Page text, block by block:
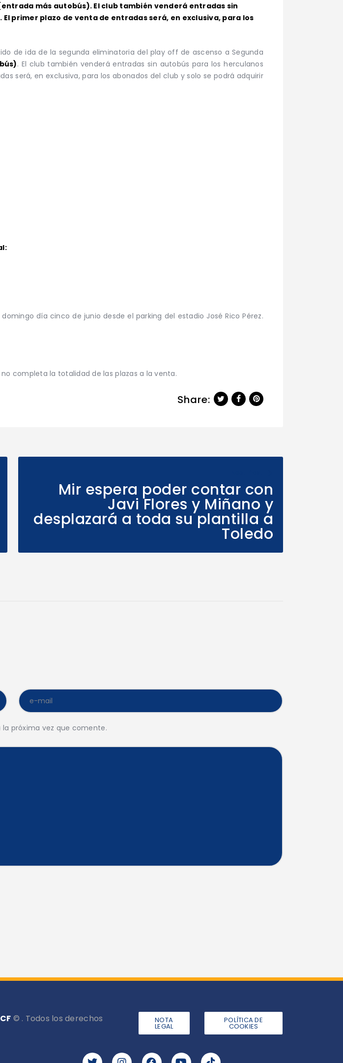
más autobús). El club también venderá entradas sin
primer plazo de venta de entradas será, en exclusiva, para los
de ida de la segunda eliminatoria del play off de ascenso a Segunda
. El club también venderá entradas sin autobús para los herculanos
será, en exclusiva, para los abonados del club y solo se podrá adquirir
día cinco de junio desde el parking del estadio José Rico Pérez.
completa la totalidad de las plazas a la venta.
Share:
Mir espera poder contar con
Javi Flores y Miñano y
desplazará a toda su plantilla a
Toledo
próxima vez que comente.
© . Todos los derechos
NOTA
LEGAL
POLÍTICA DE
COOKIES